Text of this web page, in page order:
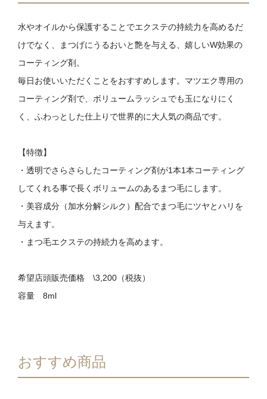
水やオイルから保護することでエクステの持続力を高めるだ
けでなく、まつげにうるおいと艶を与える、嬉しいW効果の
コーティング剤。
毎日お使いいただくことをおすすめします。マツエク専用の
コーティング剤で、ボリュームラッシュでも玉になりにく
く、ふわっとした仕上りで世界的に大人気の商品です。
【特徴】
・透明でさらさらしたコーティング剤が1本1本コーティング
してくれる事で長くボリュームのあるまつ毛にします。
・美容成分（加水分解シルク）配合でまつ毛にツヤとハリを
与えます。
・まつ毛エクステの持続力を高めます。
希望店頭販売価格 \3,200（税抜）
容量 8ml
おすすめ商品